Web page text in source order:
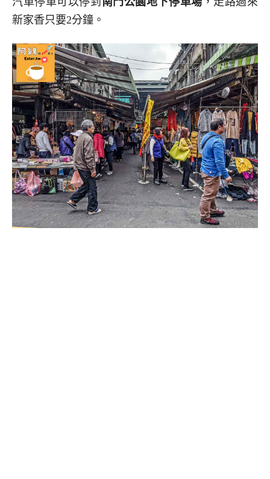
新家香只要2分鐘。